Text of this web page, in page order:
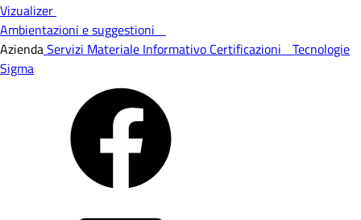
Vizualizer
Ambientazioni e suggestioni
AziendaServizi Materiale Informativo Certificazioni Tecnologie
Sigma